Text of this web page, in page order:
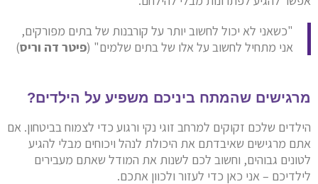
"כשאני לא יכול לחשוב יותר על קורבנות של בתים מפורקים,
אני מתחיל לחשוב על אלו של בתים שלמים" (פיטר דה וריס)
מרגישים שהמתח ביניכם משפיע על הילדים?
הילדים שלכם זקוקים למרחב זוגי נקי ורגוע כדי לצמוח בביטחון. אם
אתם מרגישים שאיבדתם את היכולת לנהל ויכוחים מבלי להגיע
לטונים גבוהים, וחשוב לכם לשנות את המודל שאתם מעבירים
לילדיכם – אני כאן כדי לעזור ולכוון אתכם.